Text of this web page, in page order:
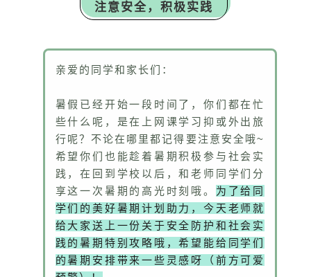
注意安全，积极实践
亲爱的同学和家长们：
暑假已经开始一段时间了，你们都在忙
些什么呢，是在上网课学习抑或外出旅
行呢？不论在哪里都记得要注意安全哦~
希望你们也能趁着暑期积极参与社会实
践，在回到学校以后，和老师同学们分
享这一次暑期的高光时刻哦。 为了给同
学们的美好暑期计划助力，今天老师就
给大家送上一份关于安全防护和社会实
践的暑期特别攻略哦，希望能给同学们
的暑期安排带来一些灵感呀（前方可爱